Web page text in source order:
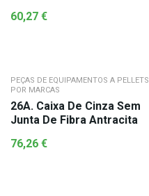
60,27 €
PEÇAS DE EQUIPAMENTOS A PELLETS
POR MARCAS
26A. Caixa De Cinza Sem
Junta De Fibra Antracita
76,26 €